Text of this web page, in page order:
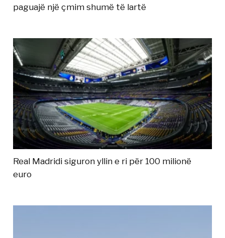
paguajë një çmim shumë të lartë
Real Madridi siguron yllin e ri për 100 milionë
euro